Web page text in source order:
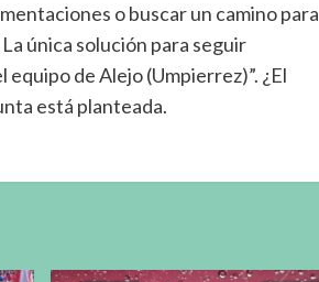
o buscar un camino para
única solución para seguir
de Alejo (Umpierrez)”. ¿El
está planteada.